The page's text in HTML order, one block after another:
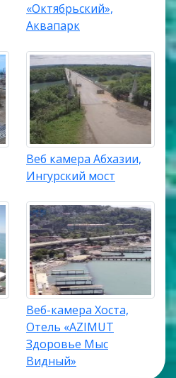
«Октябрьский»,
Аквапарк
Веб камера Абхазии,
Ингурский мост
Веб-камера Хоста,
Отель «AZIMUT
Здоровье Мыс
Видный»